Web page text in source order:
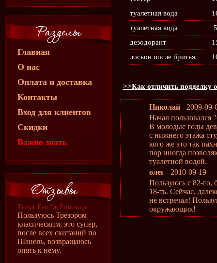
Главная
О нас
Оплата и доставка
Контакты
Вход для клиентов
Скидки
Важно знать
Tresor Eau De Printemps
Пользуюсь Трезором
класическим, это супер,
после всех скитаний по
Шанель, возвращаюсь
опять к нему.
туалетная вода
туалетная вода
дезодорант
лосьон после бритья
>>Как отличить подделку
Николай - 2009-09-
Начал пользовался
В молодые годы
с нижнего этажа
кого же это так
пор иногда
туалетной водой.
олег- 2010-09-19
Пользуюсь с 82-го,
18-ть. Сейчас,
не встречал!
окружающих!